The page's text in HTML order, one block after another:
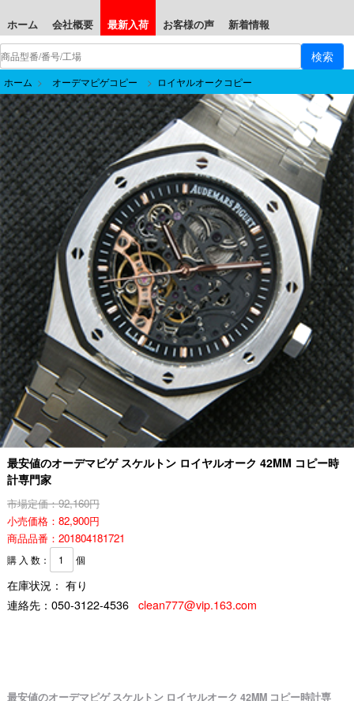
ホーム 会社概要 最新入荷 お客様の声 新着情報
ホーム > オーデマピゲコピー > ロイヤルオークコピー
最安値のオーデマピゲ スケルトン ロイヤルオーク 42MM コピー時
計専門家
市場定価：92,160円
小売価格：82,900円
商品品番：201804181721
購 入 数： 個
在庫状況： 有り
連絡先： 050-3122-4536 clean777@vip.163.com
最安値のオーデマピゲ スケルトン ロイヤルオーク 42MM コピー時計専